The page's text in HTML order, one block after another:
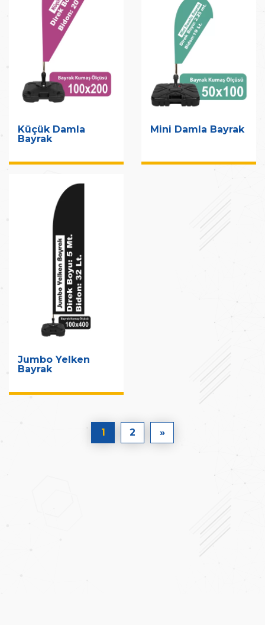
Küçük Damla
Bayrak
Mini Damla Bayrak
Jumbo Yelken
Bayrak
1 2 »